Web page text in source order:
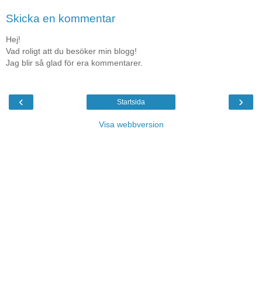
Skicka en kommentar
Hej!
Vad roligt att du besöker min blogg!
Jag blir så glad för era kommentarer.
‹ ›
Startsida
Visa webbversion